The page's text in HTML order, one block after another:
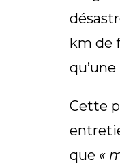
km de
Cette
que «